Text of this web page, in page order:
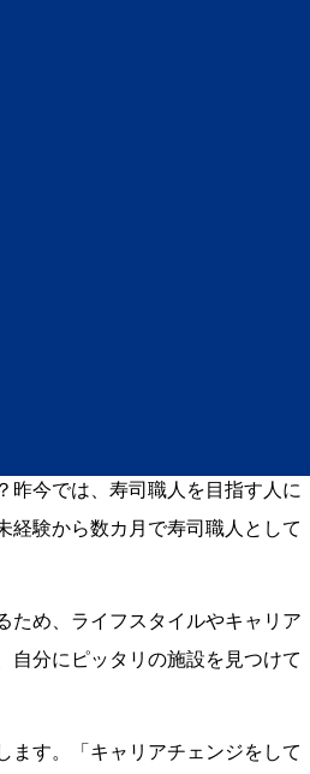
かかる？ど
昨今では、寿司職人を目指す人に
経験から数カ月で寿司職人として
ため、ライフスタイルやキャリア
自分にピッタリの施設を見つけて
ます。「キャリアチェンジをして